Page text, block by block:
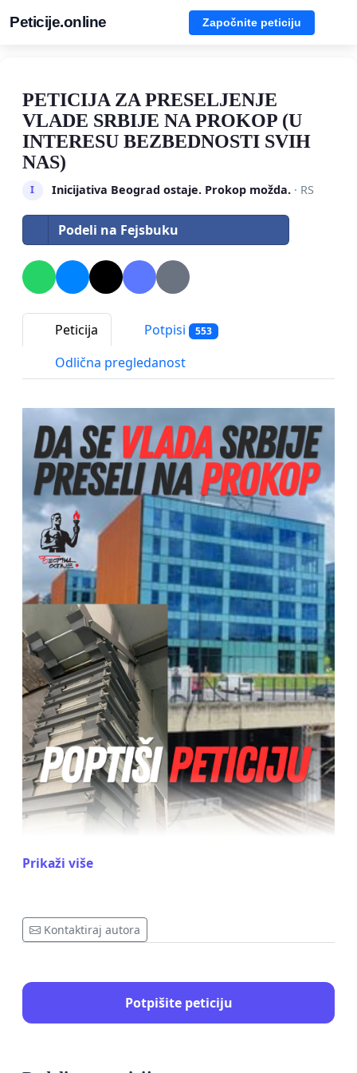
Peticije.online Započnite peticiju
PETICIJA ZA PRESELJENJE
VLADE SRBIJE NA PROKOP (U
INTERESU BEZBEDNOSTI SVIH
NAS)
I Inicijativa Beograd ostaje. Prokop možda.· RS
Podeli na Fejsbuku
Peticija Potpisi 553
Odlična pregledanost
bezbedna — taman toliko da nema upotrebnu
S obzirom na to da se noseći stubovi uspešno
Prikaži više
Kontaktiraj autora
Potpišite peticiju